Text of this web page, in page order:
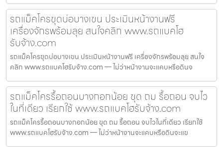
รถแม็คโครขุดบ่อบางเขน ประเมินหน้างานฟรี
เครื่องจักรพร้อมลุย สนใจคลิก www.รถแบคโฮ
รับจ้าง.com
รถแม็คโครขุดบ่อบางเขน ประเมินหน้างานฟรี เครื่องจักรพร้อมลุย สนใจ
คลิก www.รถแบคโฮรับจ้าง.com — ไม่ว่าหน้างานจะแคบหรือดินจ
รถแม็คโครรื้อถอนบางกอกน้อย ขุด ถม รื้อถอน จบไว
ในที่เดียว เรียกใช้ www.รถแบคโฮรับจ้าง.com
รถแม็คโครรื้อถอนบางกอกน้อย ขุด ถม รื้อถอน จบไวในที่เดียว เรียกใช้
www.รถแบคโฮรับจ้าง.com — ไม่ว่าหน้างานจะแคบหรือดินจะแข